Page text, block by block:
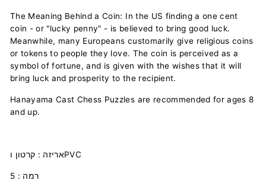
The Meaning Behind a Coin: In the US finding a one cent
coin - or "lucky penny" - is believed to bring good luck.
Meanwhile, many Europeans customarily give religious coins
or tokens to people they love. The coin is perceived as a
symbol of fortune, and is given with the wishes that it will
bring luck and prosperity to the recipient.
Hanayama Cast Chess Puzzles are recommended for ages 8
and up.
אריזה :קרטון וPVC
רמה :